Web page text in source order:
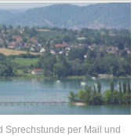
Sprechstunde per Mail und